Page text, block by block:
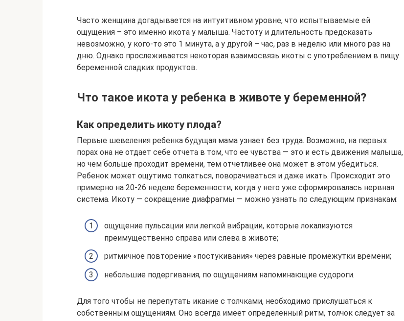
Часто женщина догадывается на интуитивном уровне, что испытываемые ей
ощущения – это именно икота у малыша. Частоту и длительность предсказать
невозможно, у кого-то это 1 минута, а у другой – час, раз в неделю или много раз на
дню. Однако прослеживается некоторая взаимосвязь икоты с употреблением в пищу
беременной сладких продуктов.
Что такое икота у ребенка в животе у беременной?
Как определить икоту плода?
Первые шевеления ребенка будущая мама узнает без труда. Возможно, на первых
порах она не отдает себе отчета в том, что ее чувства — это и есть движения малыша,
но чем больше проходит времени, тем отчетливее она может в этом убедиться.
Ребенок может ощутимо толкаться, поворачиваться и даже икать. Происходит это
примерно на 20-26 неделе беременности, когда у него уже сформировалась нервная
система. Икоту — сокращение диафрагмы — можно узнать по следующим признакам:
ощущение пульсации или легкой вибрации, которые локализуются
преимущественно справа или слева в животе;
ритмичное повторение «постукивания» через равные промежутки времени;
небольшие подергивания, по ощущениям напоминающие судороги.
Для того чтобы не перепутать икание с толчками, необходимо прислушаться к
собственным ощущениям. Оно всегда имеет определенный ритм, толчок следует за